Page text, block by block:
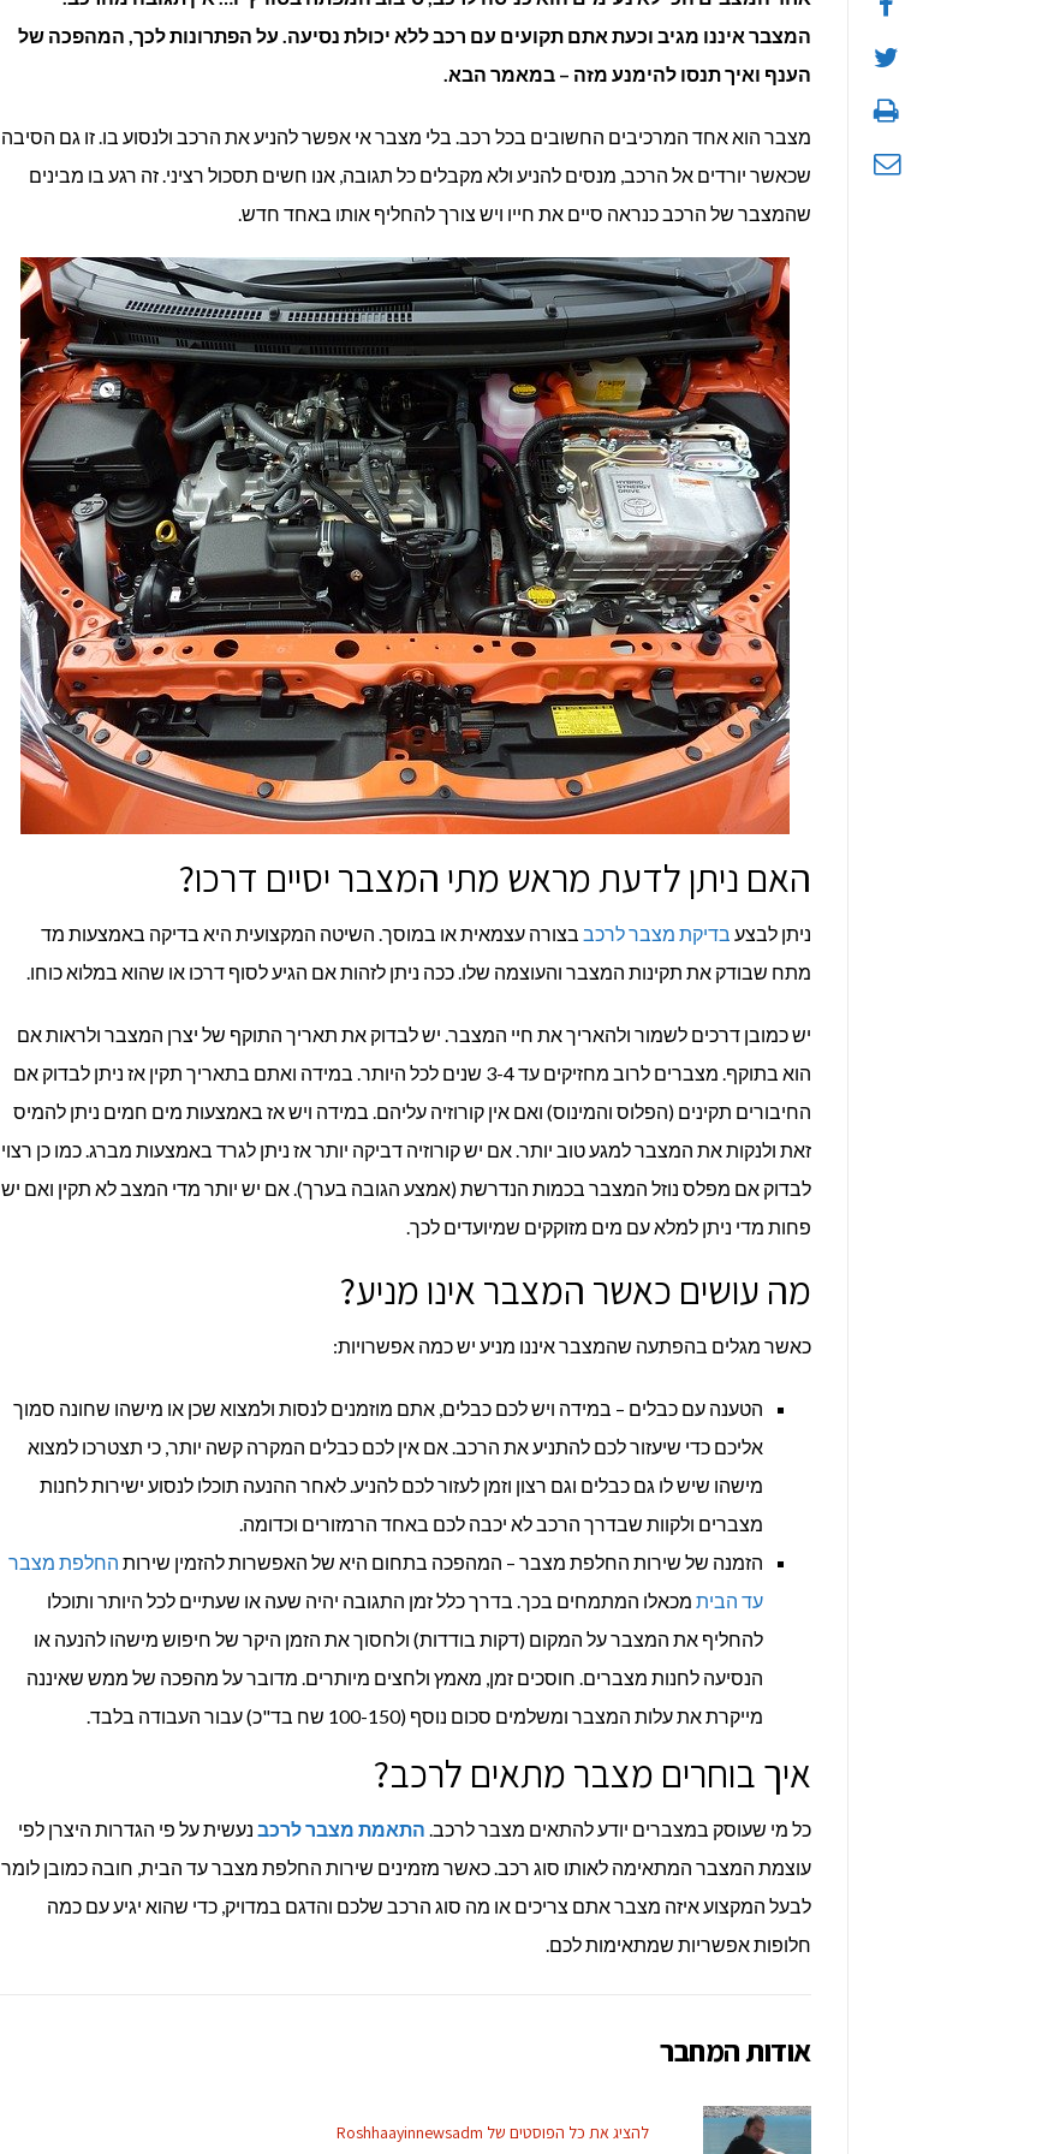
המצבר איננו מגיב וכעת אתם תקועים עם רכב ללא יכולת נסיעה. על הפתרונות לכך, המהפכה של
הענף ואיך תנסו להימנע מזה – במאמר הבא.
מצבר הוא אחד המרכיבים החשובים בכל רכב. בלי מצבר אי אפשר להניע את הרכב ולנסוע בו. זו גם הסיבה
שכאשר יורדים אל הרכב, מנסים להניע ולא מקבלים כל תגובה, אנו חשים תסכול רציני. זה רגע בו מבינים
שהמצבר של הרכב כנראה סיים את חייו ויש צורך להחליף אותו באחד חדש.
האם ניתן לדעת מראש מתי המצבר יסיים דרכו?
ניתן לבצע בדיקת מצבר לרכב בצורה עצמאית או במוסך. השיטה המקצועית היא בדיקה באמצעות מד
מתח שבודק את תקינות המצבר והעוצמה שלו. ככה ניתן לזהות אם הגיע לסוף דרכו או שהוא במלוא כוחו.
יש כמובן דרכים לשמור ולהאריך את חיי המצבר. יש לבדוק את תאריך התוקף של יצרן המצבר ולראות אם
הוא בתוקף. מצברים לרוב מחזיקים עד 3-4 שנים לכל היותר. במידה ואתם בתאריך תקין אז ניתן לבדוק אם
החיבורים תקינים (הפלוס והמינוס) ואם אין קורוזיה עליהם. במידה ויש אז באמצעות מים חמים ניתן להמיס
זאת ולנקות את המצבר למגע טוב יותר. אם יש קורוזיה דביקה יותר אז ניתן לגרד באמצעות מברג. כמו כן רצוי
לבדוק אם מפלס נוזל המצבר בכמות הנדרשת (אמצע הגובה בערך). אם יש יותר מדי המצב לא תקין ואם יש
פחות מדי ניתן למלא עם מים מזוקקים שמיועדים לכך.
מה עושים כאשר המצבר אינו מניע?
כאשר מגלים בהפתעה שהמצבר איננו מניע יש כמה אפשרויות:
הטענה עם כבלים – במידה ויש לכם כבלים, אתם מוזמנים לנסות ולמצוא שכן או מישהו שחונה סמוך
אליכם כדי שיעזור לכם להתניע את הרכב. אם אין לכם כבלים המקרה קשה יותר, כי תצטרכו למצוא
מישהו שיש לו גם כבלים וגם רצון וזמן לעזור לכם להניע. לאחר ההנעה תוכלו לנסוע ישירות לחנות
מצברים ולקוות שבדרך הרכב לא יכבה לכם באחד הרמזורים וכדומה.
הזמנה של שירות החלפת מצבר – המהפכה בתחום היא של האפשרות להזמין שירות החלפת מצבר
עד הבית מכאלו המתמחים בכך. בדרך כלל זמן התגובה יהיה שעה או שעתיים לכל היותר ותוכלו
להחליף את המצבר על המקום (דקות בודדות) ולחסוך את הזמן היקר של חיפוש מישהו להנעה או
הנסיעה לחנות מצברים. חוסכים זמן, מאמץ ולחצים מיותרים. מדובר על מהפכה של ממש שאיננה
מייקרת את עלות המצבר ומשלמים סכום נוסף (100-150 שח בד"כ) עבור העבודה בלבד.
איך בוחרים מצבר מתאים לרכב?
כל מי שעוסק במצברים יודע להתאים מצבר לרכב. התאמת מצבר לרכב נעשית על פי הגדרות היצרן לפי
עוצמת המצבר המתאימה לאותו סוג רכב. כאשר מזמינים שירות החלפת מצבר עד הבית, חובה כמובן לומר
לבעל המקצוע איזה מצבר אתם צריכים או מה סוג הרכב שלכם והדגם במדויק, כדי שהוא יגיע עם כמה
חלופות אפשריות שמתאימות לכם.
אודות המחבר
להציג את כל הפוסטים של Roshhaayinnewsadm